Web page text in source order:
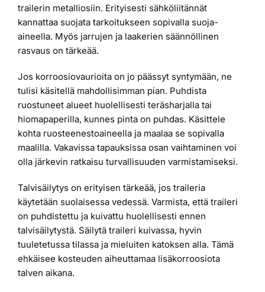
trailerin metalliosiin. Erityisesti sähköliitännät
kannattaa suojata tarkoitukseen sopivalla suoja-
aineella. Myös jarrujen ja laakerien säännöllinen
rasvaus on tärkeää.
Jos korroosiovaurioita on jo päässyt syntymään, ne
tulisi käsitellä mahdollisimman pian. Puhdista
ruostuneet alueet huolellisesti teräsharjalla tai
hiomapaperilla, kunnes pinta on puhdas. Käsittele
kohta ruosteenestoaineella ja maalaa se sopivalla
maalilla. Vakavissa tapauksissa osan vaihtaminen voi
olla järkevin ratkaisu turvallisuuden varmistamiseksi.
Talvisäilytys on erityisen tärkeää, jos traileria
käytetään suolaisessa vedessä. Varmista, että traileri
on puhdistettu ja kuivattu huolellisesti ennen
talvisäilytystä. Säilytä traileri kuivassa, hyvin
tuuletetussa tilassa ja mieluiten katoksen alla. Tämä
ehkäisee kosteuden aiheuttamaa lisäkorroosiota
talven aikana.